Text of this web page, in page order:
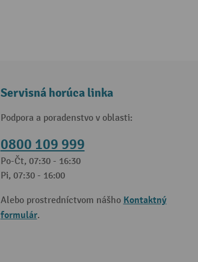
Servisná horúca linka
Podpora a poradenstvo v oblasti:
0800 109 999
Po-Čt, 07:30 - 16:30
Pi, 07:30 - 16:00
Alebo prostredníctvom nášho Kontaktný
formulár.